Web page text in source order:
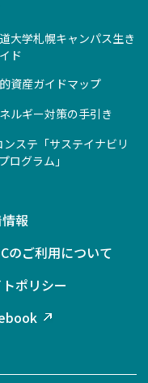
大学札幌キャンパス生き
ド
資産ガイドマップ
ルギー対策の手引き
ンステ「サステイナビリ
ログラム」
報
のご利用について
ポリシー